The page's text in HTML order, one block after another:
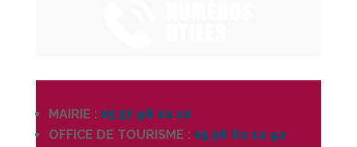
MAIRIE : 05 57 98 02 10
OFFICE DE TOURISME : 05 56 62 12 92